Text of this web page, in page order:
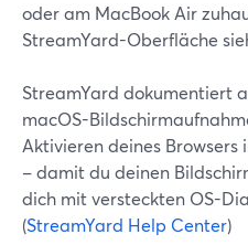
oder am MacBook Air
StreamYard-Oberfläche
StreamYard dokumentiert
macOS-
Aktivieren deines Browsers
– damit du deinen
dich mit versteckten OS-
(StreamYard Help Center)